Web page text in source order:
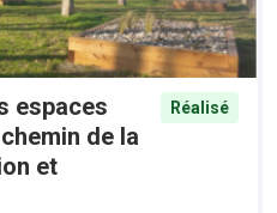
espaces
de la
et
Réalisé